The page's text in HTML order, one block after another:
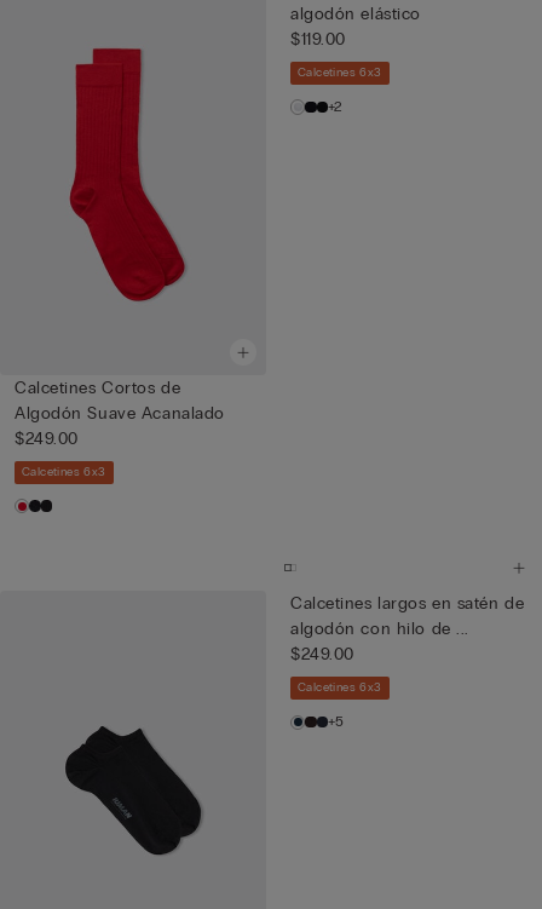
Calcetines Cortos de
Algodón Suave Acanalado
$249.00
Calcetines 6x3
algodón elástico
$119.00
Calcetines 6x3
+2
Calcetines largos en satén de
algodón con hilo de ...
$249.00
Calcetines 6x3
+5